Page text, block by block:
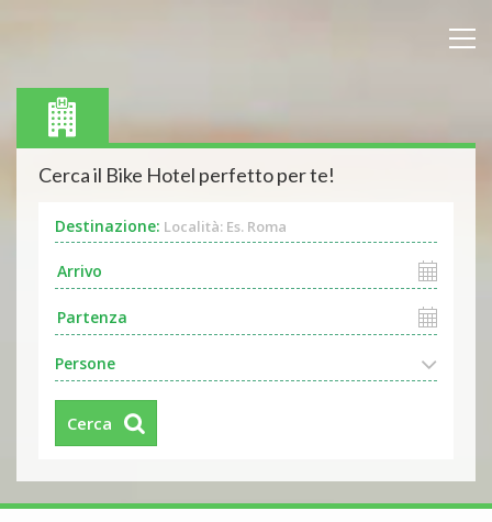
Cerca il Bike Hotel perfetto per te!
Destinazione: Località: Es. Roma
Persone
Cerca